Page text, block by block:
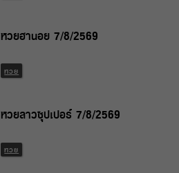
หวยฮานอย 7/8/2569
หวย
หวยลาวซุปเปอร์ 7/8/2569
หวย